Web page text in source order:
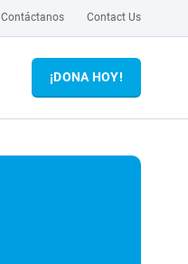
Contáctanos Contact Us
¡DONA HOY!